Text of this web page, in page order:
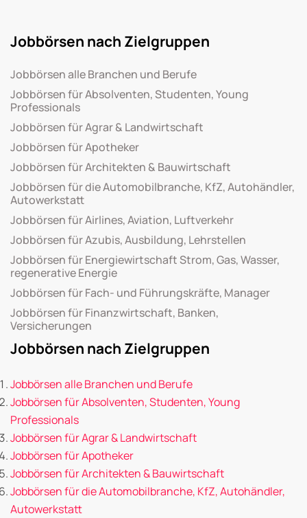
Jobbörsen nach Zielgruppen
Jobbörsen alle Branchen und Berufe
Jobbörsen für Absolventen, Studenten, Young
Professionals
Jobbörsen für Agrar & Landwirtschaft
Jobbörsen für Apotheker
Jobbörsen für Architekten & Bauwirtschaft
Jobbörsen für die Automobilbranche, KfZ, Autohändler,
Autowerkstatt
Jobbörsen für Airlines, Aviation, Luftverkehr
Jobbörsen für Azubis, Ausbildung, Lehrstellen
Jobbörsen für Energiewirtschaft Strom, Gas, Wasser,
regenerative Energie
Jobbörsen für Fach- und Führungskräfte, Manager
Jobbörsen für Finanzwirtschaft, Banken,
Versicherungen
Jobbörsen nach Zielgruppen
Jobbörsen alle Branchen und Berufe
Jobbörsen für Absolventen, Studenten, Young
Professionals
Jobbörsen für Agrar & Landwirtschaft
Jobbörsen für Apotheker
Jobbörsen für Architekten & Bauwirtschaft
Jobbörsen für die Automobilbranche, KfZ, Autohändler,
Autowerkstatt